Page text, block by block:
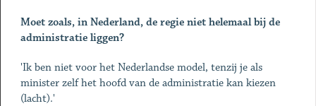
Moet zoals, in Nederland, de regie niet helemaal bij de
administratie liggen?
'Ik ben niet voor het Nederlandse model, tenzij je als
minister zelf het hoofd van de administratie kan kiezen
(lacht).'